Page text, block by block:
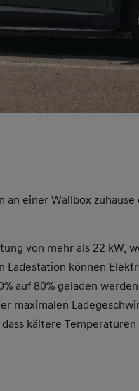
an einer Wallbox
von mehr als 22 kW,
Ladestation können
auf 80% geladen
maximalen
kältere